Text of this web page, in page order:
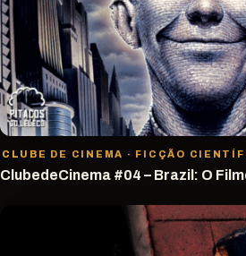
CLUBE DE CINEMA · FICÇÃO
ClubedeCinema #04 – Brazil: O